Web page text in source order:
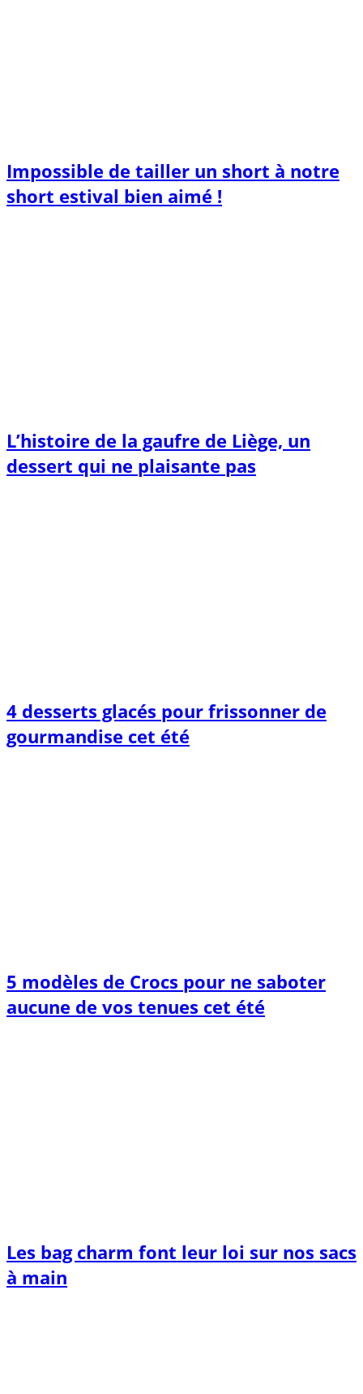
Impossible de tailler un short à notre
short estival bien aimé !
L’histoire de la gaufre de Liège, un
dessert qui ne plaisante pas
4 desserts glacés pour frissonner de
gourmandise cet été
5 modèles de Crocs pour ne saboter
aucune de vos tenues cet été
Les bag charm font leur loi sur nos sacs
à main